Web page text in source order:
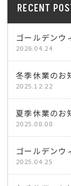
RECENT
ゴールデンウ
2026.04.24
冬季休業のお
2025.12.22
夏季休業のお
2025.08.08
ゴールデンウ
2025.04.25